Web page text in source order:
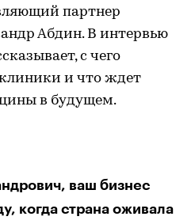
партнер
Абдин. В интервью
с чего
и что ждет
в будущем.
ваш бизнес
когда страна оживала